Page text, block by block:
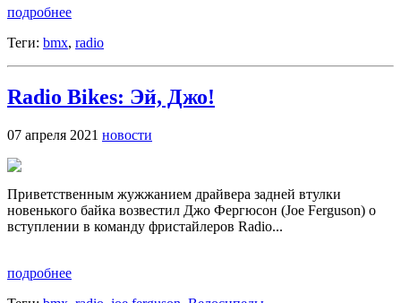
подробнее
Теги: bmx, radio
Radio Bikes: Эй, Джо!
07 апреля 2021 новости
Приветственным жужжанием драйвера задней втулки
новенького байка возвестил Джо Фергюсон (Joe Ferguson) о
вступлении в команду фристайлеров Radio...
подробнее